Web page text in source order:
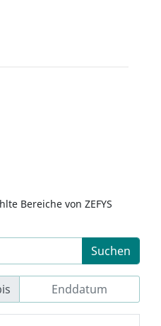
Bereiche von ZEFYS
Suchen